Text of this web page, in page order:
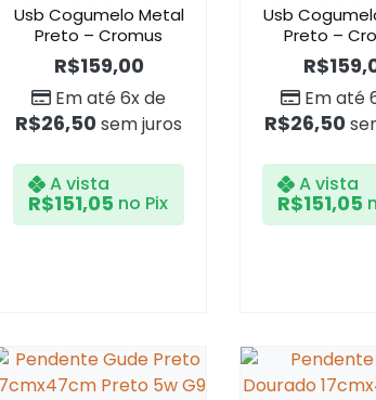
Usb Cogumelo Metal
Preto – Cromus
R$159,00
Em até 6x de
R$26,50 sem juros
A vista
R$151,05 no Pix
Usb
Preto –
R$
Em até
R$26,50
A vista
R$151,05